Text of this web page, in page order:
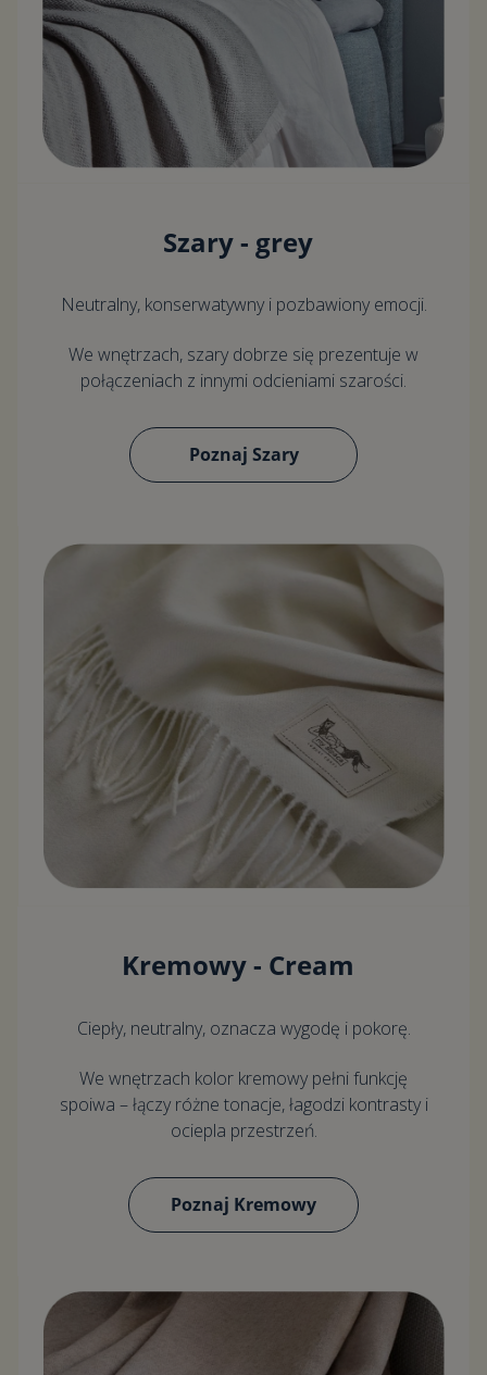
Szary - grey
Neutralny, konserwatywny i pozbawiony emocji.
We wnętrzach, szary dobrze się prezentuje w
połączeniach z innymi odcieniami szarości.
Poznaj Szary
Kremowy - Cream
Ciepły, neutralny, oznacza wygodę i pokorę.
We wnętrzach kolor kremowy pełni funkcję
spoiwa – łączy różne tonacje, łagodzi kontrasty i
ociepla przestrzeń.
Poznaj Kremowy